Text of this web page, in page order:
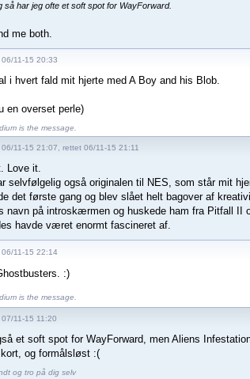
så har jeg ofte et soft spot for WayForward.
me both.
11-15 20:33
i hvert fald mit hjerte med A Boy and his Blob.
en overset perle)
is the message.
11-15 21:07, rettet 06/11-15 21:11
Love it.
selvfølgelig også originalen til NES, som står mit
det første gang og blev slået helt bagover af
navn på introskærmen og huskede ham fra Pitfall II
havde været enormt fascineret af.
11-15 22:14
:)
is the message.
11-15 11:20
et soft spot for WayForward, men Aliens
og formålsløst :(
og tro på dig selv